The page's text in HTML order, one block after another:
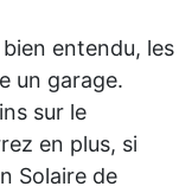
entendu, les
un garage.
sur le
en plus, si
Solaire de